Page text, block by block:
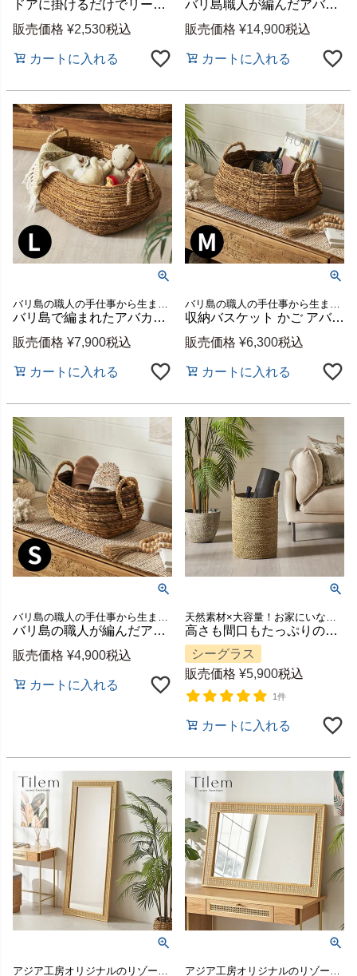
ドアに掛けるだけでリースが飾れる BRASSのフック（L）[94820]
販売価格 ¥2,530税込
カートに入れる
バリ島職人が編んだアバカの収納バスケット S・M・L 3個セット スタッキング対応 [set-14193-14195]
販売価格 ¥14,900税込
カートに入れる
バリ島で編まれたアバカの収納バスケット Lサイズ 約W60×D45×H30cm 容量35L 持ち手付き [14195]
販売価格 ¥7,900税込
カートに入れる
収納バスケット かご アバカ製 楕円 W46×D40×H28cm 持ち手付き ブランケットやおもちゃの見せる収納に [14194]
販売価格 ¥6,300税込
カートに入れる
バリ島の職人が編んだアバカの収納バスケット Sサイズ 持ち手付き 約W33×D25×H28cm [14193]
販売価格 ¥4,900税込
カートに入れる
高さも間口もたっぷりの天然シーグラスランドリーバスケット 大容量約43L 約W32×H50cm [14182]
シーグラス
販売価格 ¥5,900税込
1件
カートに入れる